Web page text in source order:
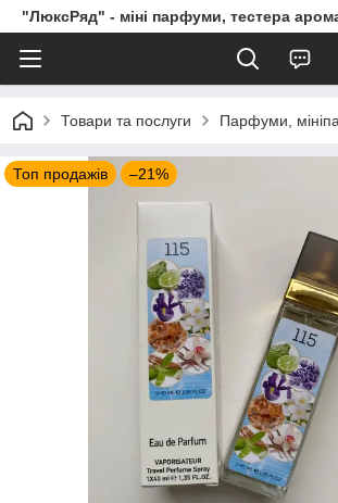
"ЛюксРяд" - міні парфуми, тестера
Товари та послуги Парфуми,
Топ продажів –21%